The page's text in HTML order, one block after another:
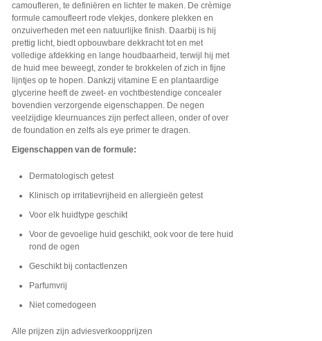
camoufleren, te definiëren en lichter te maken. De crèmige
formule camoufleert rode vlekjes, donkere plekken en
onzuiverheden met een natuurlijke finish. Daarbij is hij
prettig licht, biedt opbouwbare dekkracht tot en met
volledige afdekking en lange houdbaarheid, terwijl hij met
de huid mee beweegt, zonder te brokkelen of zich in fijne
lijntjes op te hopen. Dankzij vitamine E en plantaardige
glycerine heeft de zweet- en vochtbestendige concealer
bovendien verzorgende eigenschappen. De negen
veelzijdige kleurnuances zijn perfect alleen, onder of over
de foundation en zelfs als eye primer te dragen.
Eigenschappen van de formule:
Dermatologisch getest
Klinisch op irritatievrijheid en allergieën getest
Voor elk huidtype geschikt
Voor de gevoelige huid geschikt, ook voor de tere huid
rond de ogen
Geschikt bij contactlenzen
Parfumvrij
Niet comedogeen
Alle prijzen zijn adviesverkoopprijzen